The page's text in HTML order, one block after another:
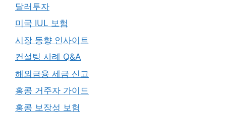
달러투자
미국 IUL 보험
시장 동향 인사이트
컨설팅 사례 Q&A
해외금융 세금 신고
홍콩 거주자 가이드
홍콩 보장성 보험